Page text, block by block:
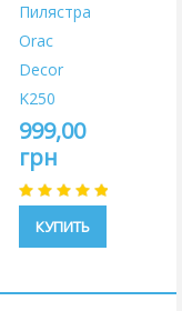
Пилястра
Orac
Decor
K250
999,00
грн
КУПИТЬ